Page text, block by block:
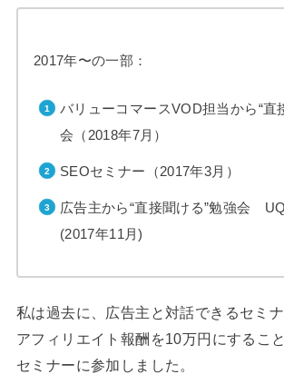
2017年〜の一部：
バリューコマースVOD担当から“直
会（2018年7月）
SEOセミナー（2017年3月）
広告主から“直接聞ける”勉強会
(2017年11月)
私は過去に、広告主と対話できるセミナ
アフィリエイト報酬を10万円にするこ
セミナーに参加しました。